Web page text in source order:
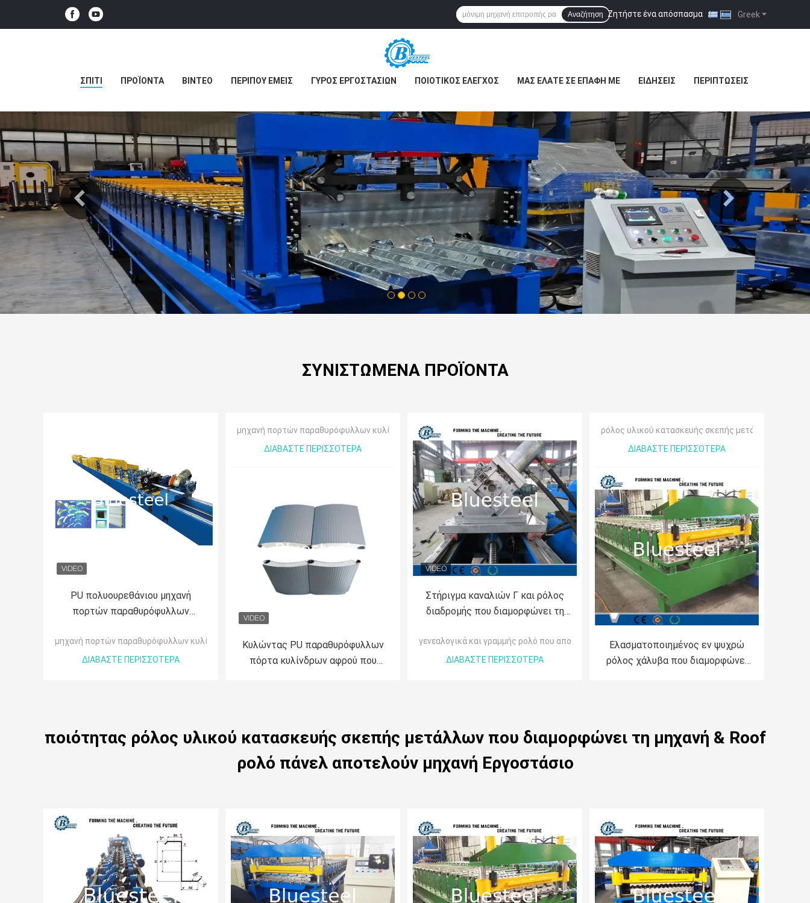
Greek
Ζητήστε ένα απόσπασμα |
Αναζήτηση
ΣΠΊΤΙ ΠΡΟΪΌΝΤΑ ΒΊΝΤΕΟ ΠΕΡΊΠΟΥ ΕΜΕΊΣ ΓΎΡΟΣ ΕΡΓΟΣΤΑΣΊΩΝ ΠΟΙΟΤΙΚΌΣ ΈΛΕΓΧΟΣ ΜΑΣ ΕΛΆΤΕ ΣΕ ΕΠΑΦΉ ΜΕ ΕΙΔΉΣΕΙΣ ΠΕΡΙΠΤΏΣΕΙΣ
1 2 3 4
ΣΥΝΙΣΤΏΜΕΝΑ ΠΡΟΪΌΝΤΑ
PU πολυουρεθάνιου μηχανή
πορτών παραθυρόφυλλων
σύστημα
μηχανή πορτών παραθυρόφυλλων κυλίνδρων
ΔΙΑΒΆΣΤΕ ΠΕΡΙΣΣΌΤΕΡΑ
μηχανή πορτών παραθυρόφυλλων κυλίνδρων
ΔΙΑΒΆΣΤΕ ΠΕΡΙΣΣΌΤΕΡΑ
Κυλώντας PU παραθυρόφυλλων
πόρτα κυλίνδρων αφρού που
Στήριγμα καναλιών Γ και ρόλος
διαδρομής που διαμορφώνει τη
ΓΠ πάχος
γενεαλογικά και γραμμής ρολό που αποτελούν μηχάνημα
ΔΙΑΒΆΣΤΕ ΠΕΡΙΣΣΌΤΕΡΑ
ρόλος υλικού κατασκευής σκεπής μετάλλων που
ΔΙΑΒΆΣΤΕ ΠΕΡΙΣΣΌΤΕΡΑ
Ελασματοποιημένος εν ψυχρώ
ρόλος χάλυβα που διαμορφώνει
ποιότητας ρόλος υλικού κατασκευής σκεπής μετάλλων που διαμορφώνει τη μηχανή & Roof
ρολό πάνελ αποτελούν μηχανή Εργοστάσιο